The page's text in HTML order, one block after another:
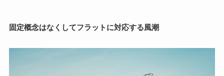
固定概念はなくしてフラットに対応する風潮